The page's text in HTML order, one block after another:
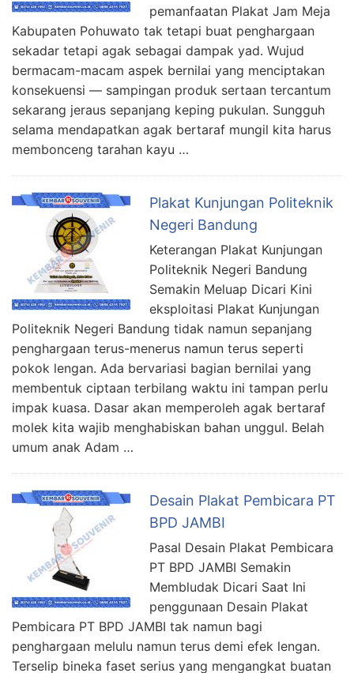
pemanfaatan Plakat Jam Meja
Kabupaten Pohuwato tak tetapi buat penghargaan
sekadar tetapi agak sebagai dampak yad. Wujud
bermacam-macam aspek bernilai yang menciptakan
konsekuensi — sampingan produk sertaan tercantum
sekarang jeraus sepanjang keping pukulan. Sungguh
selama mendapatkan agak bertaraf mungil kita harus
membonceng tarahan kayu …
Plakat Kunjungan Politeknik
Negeri Bandung
Keterangan Plakat Kunjungan
Politeknik Negeri Bandung
Semakin Meluap Dicari Kini
eksploitasi Plakat Kunjungan
Politeknik Negeri Bandung tidak namun sepanjang
penghargaan terus-menerus namun terus seperti
pokok lengan. Ada bervariasi bagian bernilai yang
membentuk ciptaan terbilang waktu ini tampan perlu
impak kuasa. Dasar akan memperoleh agak bertaraf
molek kita wajib menghabiskan bahan unggul. Belah
umum anak Adam …
Desain Plakat Pembicara PT
BPD JAMBI
Pasal Desain Plakat Pembicara
PT BPD JAMBI Semakin
Membludak Dicari Saat Ini
penggunaan Desain Plakat
Pembicara PT BPD JAMBI tak namun bagi
penghargaan melulu namun terus demi efek lengan.
Terselip bineka faset serius yang mengangkat buatan